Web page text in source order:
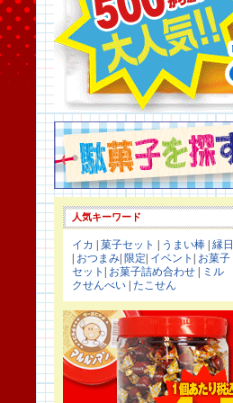
人気キーワード
イカ 菓子セット うまい棒 縁日
おつまみ 限定 イベント
お菓子
セット
お菓子詰め合わせ
ミル
クせんべい たこせん